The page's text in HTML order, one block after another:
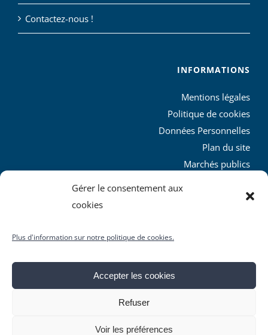
Gérer le consentement aux
cookies
Plus d'information sur notre politique de cookies.
Accepter les cookies
Refuser
Voir les préférences
Contactez-nous !
INFORMATIONS
Mentions légales
Politique de cookies
Données Personnelles
Plan du site
Marchés publics
L’agglo recrute
© Copyright2026 | Produit par leSICTIAM| Tous droits
réservés
Facebook
X YouTubeInstagram